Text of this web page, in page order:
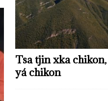
Tsa tjin xka
yá chikon